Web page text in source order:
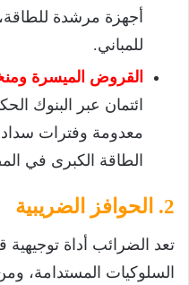
أجهزة مرشدة
للمباني.
القروض الميسرة
ائتمان عبر البنوك
معدومة وفترات سداد
الطاقة الكبرى في
2. الحوافز الضريبية
تعد الضرائب أداة
السلوكيات المستدامة، ومن